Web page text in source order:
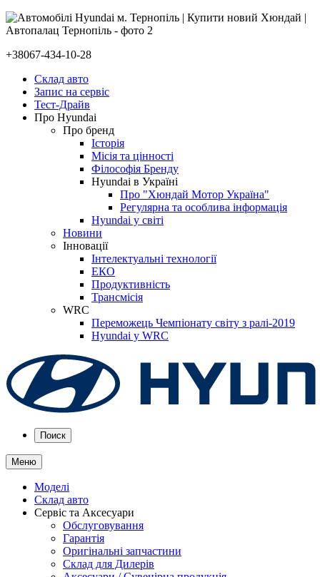
+38067-434-10-28
Склад авто
Запис на сервіс
Тест-Драйв
Про Hyundai
Про бренд
Історія
Місія та цінності
Філософія Бренду
Hyundai в Україні
Про "Хюндай Мотор Україна"
Регулярна та особлива інформація
Hyundai у світі
Новини
Інновації
Інтелектуальні технології
ЕКО
Продуктивність
Трансмісія
WRC
Переможець Чемпіонату світу з ралі-2019
Hyundai у WRC
Поиск
Меню
Моделі
Склад авто
Сервіс та Аксесуари
Обслуговування
Гарантія
Оригінальні запчастини
Склад для Дилерів